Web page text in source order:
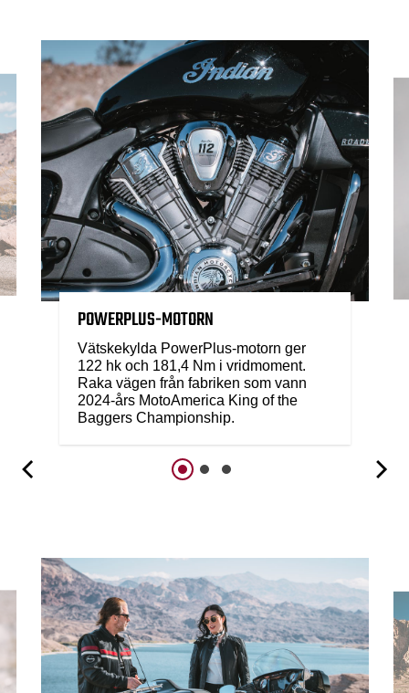
POWERPLUS-MOTORN
Vätskekylda PowerPlus-motorn ger
122 hk och 181,4 Nm i vridmoment.
Raka vägen från fabriken som vann
2024-års MotoAmerica King of the
Baggers Championship.